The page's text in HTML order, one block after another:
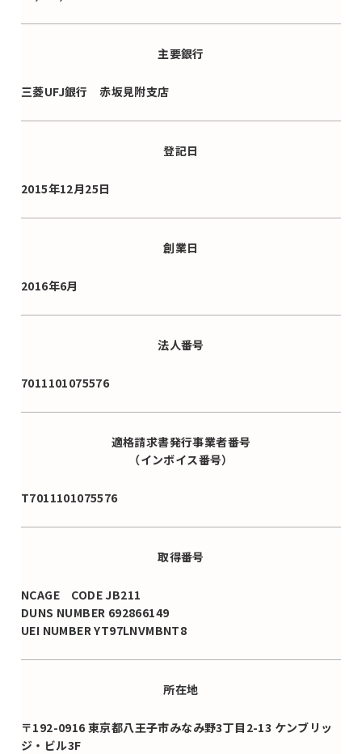
主要銀行
三菱UFJ銀行 赤坂見附支店
登記日
2015年12月25日
創業日
2016年6月
法人番号
7011101075576
適格請求書発行事業者番号
（インボイス番号）
T7011101075576
取得番号
NCAGE CODE JB211
DUNS NUMBER 692866149
UEI NUMBER YT97LNVMBNT8
所在地
〒192-0916 東京都八王子市みなみ野3丁目2-13 ケンブリッ
ジ・ビル3F